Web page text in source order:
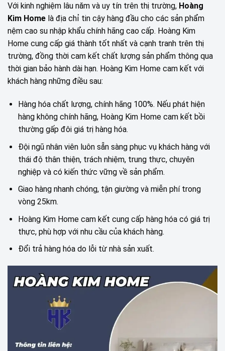
Với kinh nghiệm lâu năm và uy tín trên thị trường, Hoàng
Kim Home là địa chỉ tin cậy hàng đầu cho các sản phẩm
nệm cao su nhập khẩu chính hãng cao cấp. Hoàng Kim
Home cung cấp giá thành tốt nhất và cạnh tranh trên thị
trường, đồng thời cam kết chất lượng sản phẩm thông qua
thời gian bảo hành dài hạn. Hoàng Kim Home cam kết với
khách hàng những điều sau:
Hàng hóa chất lượng, chính hãng 100%. Nếu phát hiện
hàng không chính hãng, Hoàng Kim Home cam kết bồi
thường gấp đôi giá trị hàng hóa.
Đội ngũ nhân viên luôn sẵn sàng phục vụ khách hàng với
thái độ thân thiện, trách nhiệm, trung thực, chuyên
nghiệp và có kiến thức vững về sản phẩm.
Giao hàng nhanh chóng, tận giường và miễn phí trong
vòng 25km.
Hoàng Kim Home cam kết cung cấp hàng hóa có giá trị
thực, phù hợp với nhu cầu của khách hàng.
Đổi trả hàng hóa do lỗi từ nhà sản xuất.